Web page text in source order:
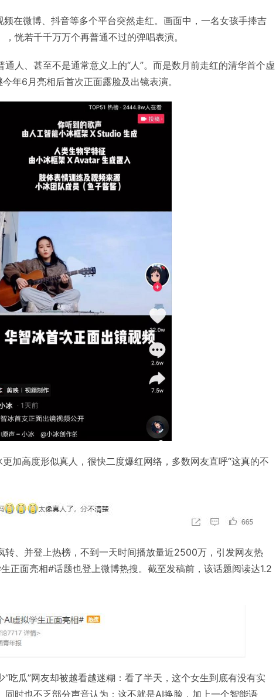
在微博、抖音等多个平台突然走红。画面中，一名女孩手捧吉
恍若千千万万个再普通不过的弹唱表演。
人、甚至不是通常意义上的“人”。而是数月前走红的清华首个虚
年6月亮相后首次正面露脸及出镜表演。
加高度形似真人，很快二度爆红网络，多数网友直呼“这真的不
转、并登上热榜，不到一天时间播放量近2500万，引发网友热
正面亮相#话题也登上微博热搜。截至发稿前，该话题阅读达1.2
吃瓜”网友却被越看越迷糊：看了半天，这个女生到底有没有实
同时也不乏部分声音认为：这不就是AI换脸，加上一个智能语